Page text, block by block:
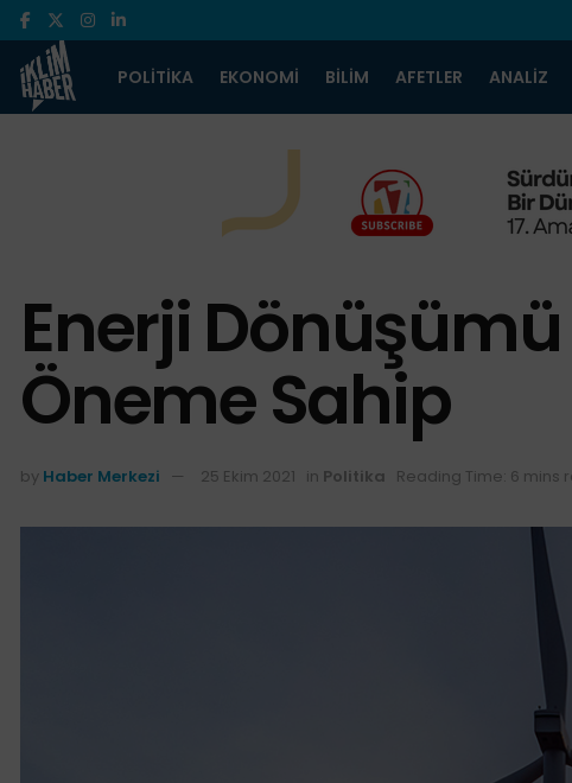
POLITIKA EKONOMI BILIM AFETLER ANALIZ
Enerji
Öneme Sahip
by Haber Merkezi 25 Ekim 2021 in Politika Reading Time: 6 mins